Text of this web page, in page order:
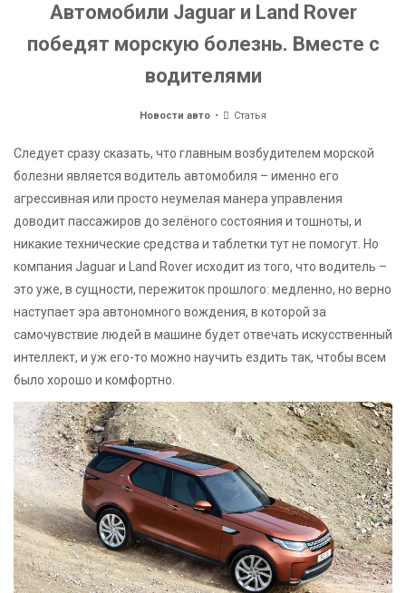
Автомобили Jaguar и Land Rover
победят морскую болезнь. Вместе с
водителями
Новости авто Статья
Следует сразу сказать, что главным возбудителем морской
болезни является водитель автомобиля – именно его
агрессивная или просто неумелая манера управления
доводит пассажиров до зелёного состояния и тошноты, и
никакие технические средства и таблетки тут не помогут. Но
компания Jaguar и Land Rover исходит из того, что водитель –
это уже, в сущности, пережиток прошлого: медленно, но верно
наступает эра автономного вождения, в которой за
самочувствие людей в машине будет отвечать искусственный
интеллект, и уж его-то можно научить ездить так, чтобы всем
было хорошо и комфортно.